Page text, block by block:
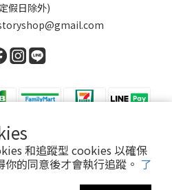
和追蹤型 cookies 以確保
的同意後才會執行追蹤。 了
假日除外)
或簡訊方式通知變更付款方式。